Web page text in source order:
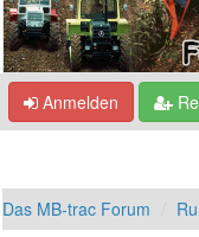
Anmelden
Das MB-trac Forum